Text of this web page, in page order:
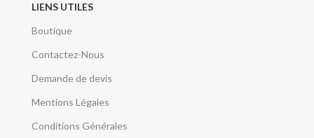
LIENS UTILES
Boutique
Contactez-Nous
Demande de devis
Mentions Légales
Conditions Générales